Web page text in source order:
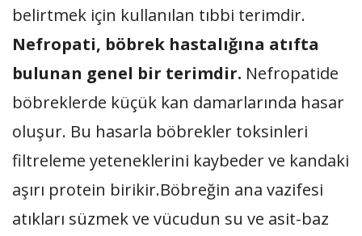
belirtmek için kullanılan tıbbi terimdir.
Nefropati, böbrek hastalığına atıfta
bulunan genel bir terimdir. Nefropatide
böbreklerde küçük kan damarlarında hasar
oluşur. Bu hasarla böbrekler toksinleri
filtreleme yeteneklerini kaybeder ve kandaki
aşırı protein birikir.Böbreğin ana vazifesi
atıkları süzmek ve vücudun su ve asit-baz